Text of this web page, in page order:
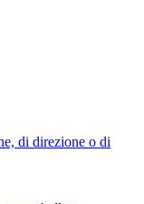
di direzione o di